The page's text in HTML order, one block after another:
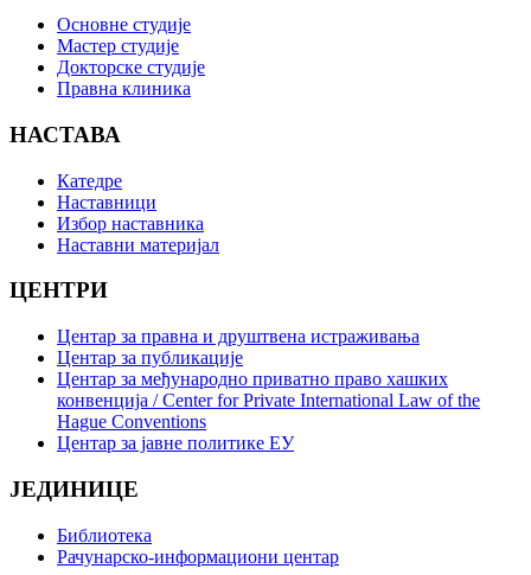
Основне студије
Мастер студије
Докторске студије
Правна клиника
НАСТАВА
Катедре
Наставници
Избор наставника
Наставни материјал
ЦЕНТРИ
Центар за правна и друштвена истраживања
Центар за публикације
Центар за међународно приватно право хашких
конвенција / Center for Private International Law of the
Hague Conventions
Центар за јавне политике ЕУ
ЈЕДИНИЦЕ
Библиотека
Рачунарско-информациони центар